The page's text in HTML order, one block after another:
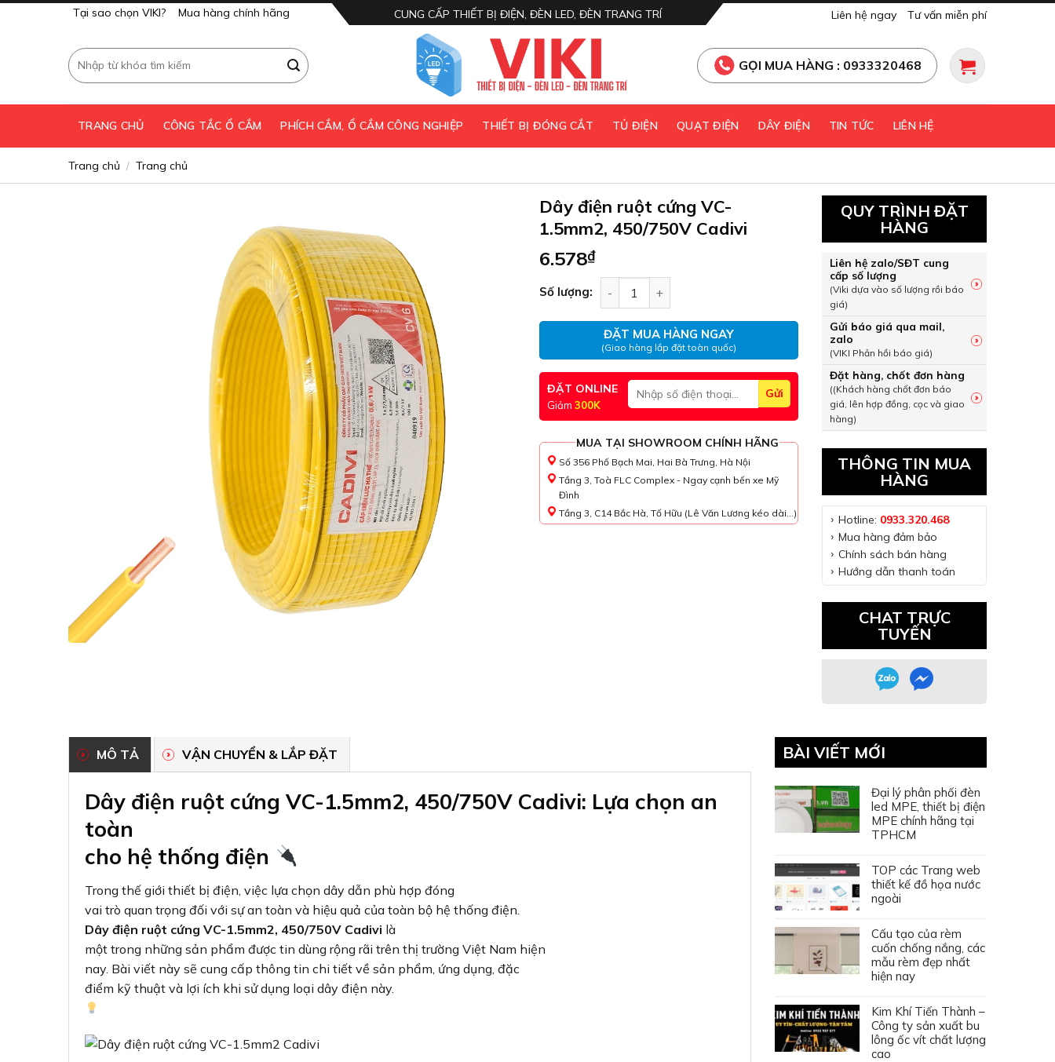
Tại sao chọn VIKI? Mua hàng chính hãng CUNG CẤP THIẾT BỊ ĐIỆN, ĐÈN LED, ĐÈN TRANG TRÍ Liên hệ ngay Tư vấn miễn phí
Tìm
kiếm:
GỌI MUA HÀNG : 0933320468
TRANG CHỦ CÔNG TẮC Ổ CẮM PHÍCH CẮM, Ổ CẮM CÔNG NGHIỆP THIẾT BỊ ĐÓNG CẮT TỦ ĐIỆN QUẠT ĐIỆN DÂY ĐIỆN TIN TỨC LIÊN HỆ
Trang chủ / Trang chủ
Dây điện ruột cứng VC-
1.5mm2, 450/750V Cadivi
6.578₫
Số lượng: Dây điện ruột cứng VC-1.5mm2, 450/750V Cadivi số lượng
ĐẶT MUA HÀNG NGAY
(Giao hàng lắp đặt toàn quốc)
ĐẶT ONLINE
Giảm 300K
MUA TẠI SHOWROOM CHÍNH HÃNG
Số 356 Phố Bạch Mai, Hai Bà Trưng, Hà Nội
Tầng 3, Toà FLC Complex - Ngay cạnh bến xe Mỹ
Đình
Tầng 3, C14 Bắc Hà, Tố Hữu (Lê Văn Lương kéo dài...)
QUY TRÌNH ĐẶT
HÀNG
Liên hệ zalo/SĐT cung
cấp số lượng
(Viki dựa vào số lượng rồi báo
giá)
Gửi báo giá qua mail,
zalo
(VIKI Phản hồi báo giá)
Đặt hàng, chốt đơn hàng
((Khách hàng chốt đơn báo
giá, lên hợp đồng, cọc và giao
hàng)
THÔNG TIN MUA
HÀNG
Hotline: 0933.320.468
Mua hàng đảm bảo
Chính sách bán hàng
Hướng dẫn thanh toán
CHAT TRỰC
TUYẾN
MÔ TẢ VẬN CHUYỂN & LẮP ĐẶT
Dây điện ruột cứng VC-1.5mm2, 450/750V Cadivi: Lựa chọn an
toàn
cho hệ thống điện
Trong thế giới thiết bị điện, việc lựa chọn dây dẫn phù hợp đóng
vai trò quan trọng đối với sự an toàn và hiệu quả của toàn bộ hệ thống điện.
Dây điện ruột cứng VC-1.5mm2, 450/750V Cadivi là
một trong những sản phẩm được tin dùng rộng rãi trên thị trường Việt Nam hiện
nay. Bài viết này sẽ cung cấp thông tin chi tiết về sản phẩm, ứng dụng, đặc
điểm kỹ thuật và lợi ích khi sử dụng loại dây điện này.
BÀI VIẾT MỚI
Đại lý phân phối đèn
led MPE, thiết bị điện
MPE chính hãng tại
TPHCM
TOP các Trang web
thiết kế đồ họa nước
ngoài
Cấu tạo của rèm
cuốn chống nắng, các
mẫu rèm đẹp nhất
hiện nay
Kim Khí Tiến Thành –
Công ty sản xuất bu
lông ốc vít chất lượng
cao